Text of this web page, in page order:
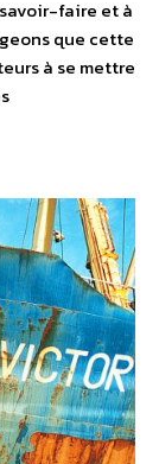
faire et à
que cette
à se mettre